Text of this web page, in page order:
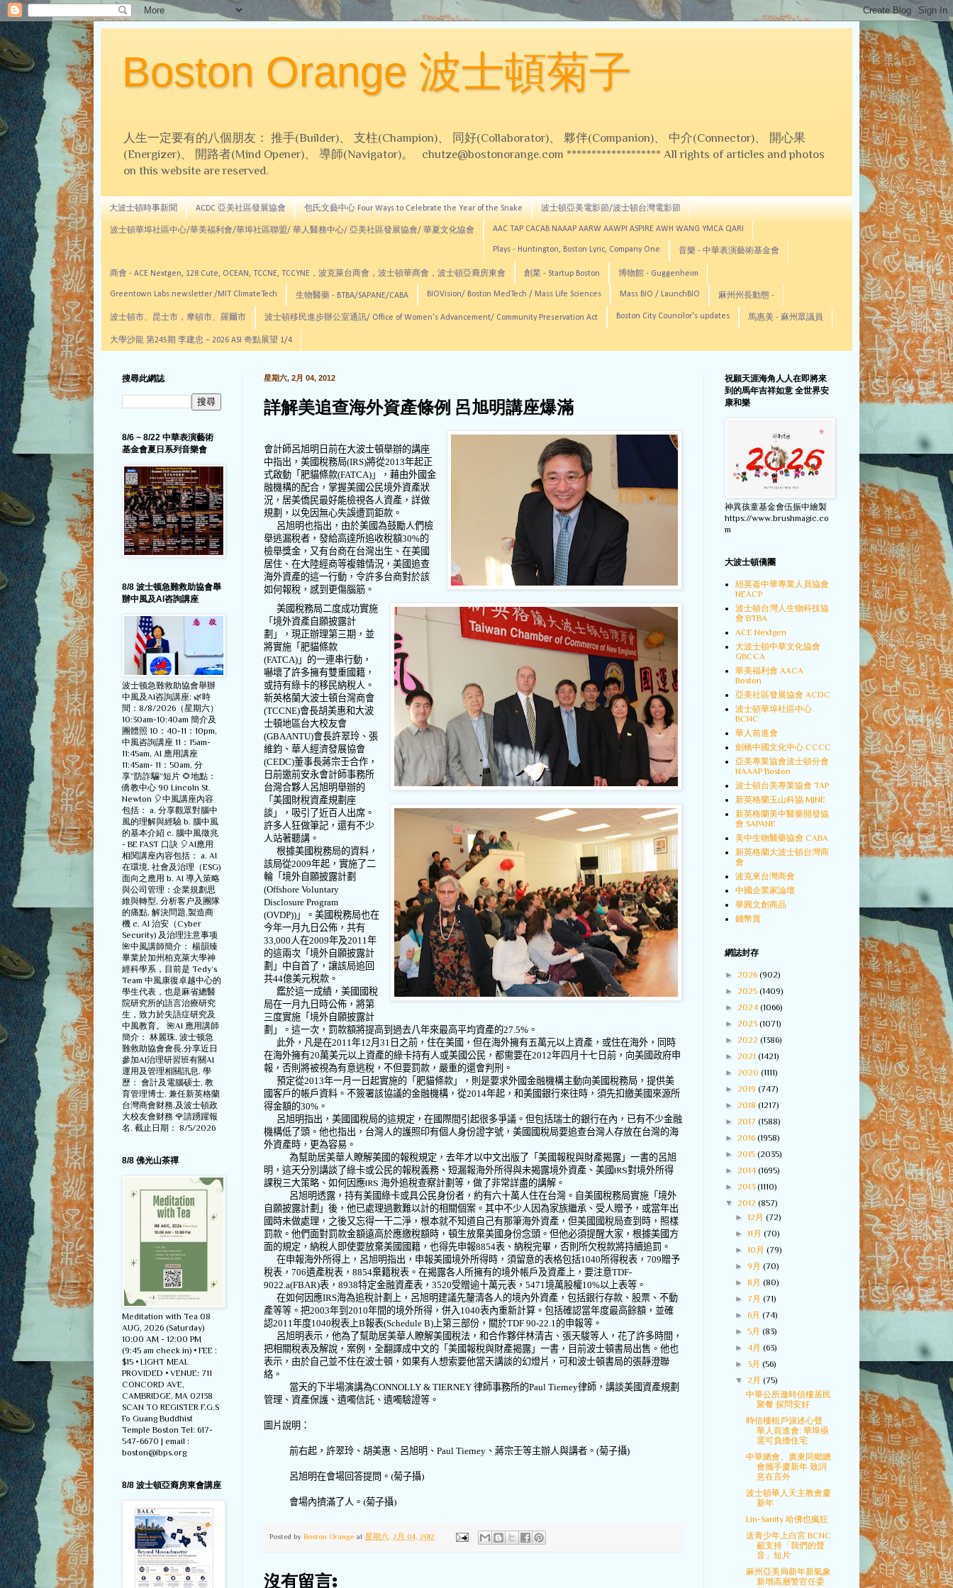
Boston Orange 波士頓菊子
人生一定要有的八個朋友： 推手(Builder)、 支柱(Champion)、 同好(Collaborator)、 夥伴(Companion)、 中介(Connector)、 開心果
(Energizer)、 開路者(Mind Opener)、 導師(Navigator)。 chutze@bostonorange.com ******************* All rights of articles and photos
on this website are reserved.
大波士頓時事新聞 ACDC 亞美社區發展協會 包氏文藝中心 Four Ways to Celebrate the Year of the Snake 波士頓亞美電影節/波士頓台灣電影節
波士頓華埠社區中心/華美福利會/華埠社區聯盟/ 華人醫務中心/ 亞美社區發展協會/ 華夏文化協會 AAC TAP CACAB NAAAP AARW AAWPI ASPIRE AWH WANG YMCA QARI
Plays - Huntington, Boston Lyric, Company One 音樂 - 中華表演藝術基金會
商會 - ACE Nextgen, 128 Cute, OCEAN, TCCNE, TCCYNE，波克萊台商會，波士頓華商會，波士頓亞裔房東會 創業 - Startup Boston 博物館 - Guggenheim
Greentown Labs newsletter /MIT ClimateTech 生物醫藥 - BTBA/SAPANE/CABA BIOVision/ Boston MedTech / Mass Life Sciences Mass BIO / LaunchBIO 麻州州長動態 -
波士頓市、昆士市，摩頓市、羅爾市 波士頓移民進步辦公室通訊/ Office of Women's Advancement/ Community Preservation Act Boston City Councilor's updates 馬惠美 - 麻州眾議員
大學沙龍 第245期 李建忠－2026 ASI 奇點展望 1/4
星期六, 2月 04, 2012
詳解美追查海外資產條例 呂旭明講座爆滿
會計師呂旭明日前在大波士頓舉辦的講座
中指出，美國稅務局(IRS)將從2013年起正
式啟動「肥貓條款(FATCA) 」，藉由外國金
融機構的配合，掌握美國公民境外資產狀
況，居美僑民最好能檢視各人資產，詳做
規劃，以免因無心失誤遭罰鉅款。
呂旭明也指出，由於美國為鼓勵人們檢
舉逃漏稅者，發給高達所追收稅額30%的
檢舉獎金，又有台商在台灣出生、在美國
居住、在大陸經商等複雜情況，美國追查
海外資產的這一行動，令許多台商對於該
如何報稅，感到更傷腦筋。
美國稅務局二度成功實施
「境外資產自願披露計
劃」，現正辦理第三期，並
將實施「肥貓條款
(FATCA) 」的一連串行動，
嚇壞了許多擁有雙重國籍，
或持有綠卡的移民納稅人。
新英格蘭大波士頓台灣商會
(TCCNE)會長胡美惠和大波
士頓地區台大校友會
(GBAANTU)會長許翠玲、張
維鈞、華人經濟發展協會
(CEDC)董事長蔣宗壬合作，
日前邀前安永會計師事務所
台灣合夥人呂旭明舉辦的
「美國財稅資產規劃座
談」，吸引了近百人出席。
許多人狂做筆記，還有不少
人站著聽講。
根據美國稅務局的資料，
該局從2009年起，實施了二
輪「境外自願披露計劃
(Offshore Voluntary
Disclosure Program
(OVDP)) 」。美國稅務局也在
今年一月九日公佈，共有
33,000人在2009年及2011年
的這兩次「境外自願披露計
劃」中自首了，讓該局追回
共44億美元稅款。
鑑於這一成績，美國國稅
局在一月九日時公佈，將第
三度實施「境外自願披露計
劃」。這一次，罰款額將提高到過去八年來最高平均資產的27.5% 。
此外，凡是在2011年12月 31 日之前，住在美國，但在海外擁有五萬元以上資產，或住在海外，同時
在海外擁有20萬美元以上資產的綠卡持有人或美國公民，都需要在2012年四月十七日前，向美國政府申
報，否則將被視為有意逃稅，不但要罰款，嚴重的還會判刑。
預定從2013年一月一日起實施的「肥貓條款」，則是要求外國金融機構主動向美國稅務局，提供美
國客戶的帳戶資料。不簽署該協議的金融機構，從2014年起，和美國銀行來往時，須先扣繳美國來源所
得金額的30% 。
呂旭明指出，美國國稅局的這規定，在國際間引起很多爭議。但包括瑞士的銀行在內，已有不少金融
機構低了頭。他也指出，台灣人的護照印有個人身份證字號，美國國稅局要追查台灣人存放在台灣的海
外資產時，更為容易。
為幫助居美華人瞭解美國的報稅規定，去年才以中文出版了「美國報稅與財產揭露」一書的呂旭
明，這天分別講談了綠卡或公民的報稅義務、短漏報海外所得與未揭露境外資產、美國IRS對境外所得
課稅三大策略、如何因應IRS 海外追稅查察計劃等，做了非常詳盡的講解。
呂旭明透露，持有美國綠卡或具公民身份者，約有六十萬人住在台灣。自美國稅務局實施「境外
自願披露計劃」後，他已處理過數難以計的相關個案。其中不少人因為家族繼承、受人贈予，或當年出
國時未做處理，之後又忘得一干二淨，根本就不知道自己有那筆海外資產，但美國國稅局查到時，照樣
罰款。他們面對罰款金額遠高於應繳稅額時，頓生放棄美國身份念頭。但他必須提醒大家，根據美國方
面的規定，納稅人即使要放棄美國國籍，也得先申報8854表、納稅完畢，否則所欠稅款將持續追罰。
在申報海外所得上，呂旭明指出，申報美國境外所得時，須留意的表格包括1040所得稅表， 709贈予
稅表， 706遺產稅表， 8854棄籍稅表。在揭露各人所擁有的境外帳戶及資產上，要注意TDF-
9022.a(FBAR)表， 8938特定金融資產表， 3520受贈逾十萬元表， 5471境萬股權10%以上表等。
在如何因應IRS海為追稅計劃上，呂旭明建議先釐清各人的境內外資產，包括銀行存款、股票、不動
產等等。把2003年到 2010年間的境外所得，併入1040表內重新計算。包括確認當年度最高餘額，並確
認2011年度1040稅表上B報表(Schedule B) 上第三部份，關於TDF 90-22.1的申報等。
呂旭明表示，他為了幫助居美華人瞭解美國稅法，和合作夥伴林清吉、張天駿等人，花了許多時間，
把相關稅表及解說，案例，全翻譯成中文的 「美國報稅與財產揭露」一書，目前波士頓書局出售。他也
表示，由於自己並不住在波士頓，如果有人想索要他當天講談的幻燈片，可和波士頓書局的張靜澄聯
絡。
當天的下半場演講為CONNOLLY & TIERNEY 律師事務所的Paul Tierney律師，講談美國資產規劃
管理、資產保護、遺噣信託、遺噣驗證等。
圖片說明：
前右起，許翠玲、胡美惠、呂旭明、 Paul Tierney 、蔣宗壬等主辦人與講者。 (菊子攝)
呂旭明在會場回答提問。 (菊子攝)
會場內擠滿了人。 (菊子攝)
Posted by Boston Orange at 星期六, 2月 04, 2012
沒有留言:
搜尋此網誌
8/6 ~ 8/22 中華表演藝術
基金會夏日系列音樂會
8/8 波士顿急難救助協會舉
辦中風及AI咨詢講座
波士顿急難救助協會舉辦
中風及AI咨詢講座: 🌿時
間：8/8/2026（星期六）
10:30am-10:40am 簡介及
團體照 10：40-11：10pm,
中風咨詢講座 11：15am-
11:45am, AI 應用講座
11:45am- 11：50am, 分
享”防詐騙”短片 🌻地點：
僑教中心 90 Lincoln St.
Newton 🎈中風講座內容
包括： a. 分享觀眾對腦中
風的理解與經驗 b. 腦中風
的基本介紹 c. 腦中風徵兆
- BE FAST 口訣 🎈AI應用
相関講座內容包括： a. AI
在環境, 社會及治理（ESG)
面向之應用 b. AI 導入策略
與公司管理：企業規劃思
維與轉型, 分析客户及團隊
的痛點, 解決問題,製造商
機 c. AI 治安（Cyber
Security) 及治理注意事项
🌺中風講師簡介： 楊韻臻
畢業於加州柏克萊大學神
經科學系，目前是 Tedy‘s
Team 中風康復卓越中心的
學生代表，也是麻省總醫
院研究所的語言治療研究
生，致力於失語症研究及
中風教育。 🌺AI 應用講師
簡介： 林麗珠, 波士顿急
難救助協會會長,分享近日
參加AI治理研習班有關AI
運用及管理相關訊息. 學
歷： 會計及電腦硕士, 教
育管理博士. 兼任新英格蘭
台灣商會财務,及波士頓政
大校友會财務 🌹請踴躍報
名. 截止日期： 8/5/2026
8/8 佛光山茶禪
Meditation with Tea 08
AUG, 2026 (Saturday)
10:00 AM - 12:00 PM
(9:45 am check in) • FEE :
$15 • LIGHT MEAL
PROVIDED • VENUE: 711
CONCORD AVE,
CAMBRIDGE, MA 02138
SCAN TO REGISTER F.G.S
Fo Guang Buddhist
Temple Boston Tel: 617-
547-6670 | email :
boston@ibps.org
8/8 波士頓亞裔房東會講座
祝願天涯海角人人在即將來
到的馬年吉祥如意 全世界安
康和樂
神異孩童基金會伍振中繪製
https://www.brushmagic.co
m
大波士頓僑團
紐英崙中華專業人員協會
NEACP
波士頓台灣人生物科技協
會 BTBA
ACE Nextgen
大波士頓中華文化協會
GBCCA
華美福利會 AACA
Boston
亞美社區發展協會 ACDC
波士頓華埠社區中心
BCNC
華人前進會
劍橋中國文化中心 CCCC
亞美專業協會波士頓分會
NAAAP Boston
波士頓台美專業協會 TAP
新英格蘭玉山科協 MJNE
新英格蘭美中醫藥開發協
會 SAPANE
美中生物醫藥協會 CABA
新英格蘭大波士頓台灣商
會
波克來台灣商會
中國企業家論壇
華圓文創商品
錢幣賞
網誌封存
► 2026 (902)
► 2025 (1409)
► 2024 (1066)
► 2023 (1071)
► 2022 (1386)
► 2021 (1421)
► 2020 (1111)
► 2019 (747)
► 2018 (1217)
► 2017 (1588)
► 2016 (1958)
► 2015 (2035)
► 2014 (1695)
► 2013 (1110)
▼ 2012 (857)
►12月(72)
►11月(70)
►10月(79)
►9月(70)
► 8月(80)
► 7月(71)
►6月(74)
►5月(83)
► 4月(63)
►3月(56)
▼2月(75)
中華公所邀時信樓居民
聚餐 探問安好
時信樓租戶淚述心聲
華人前進會: 華埠亟
需可負擔住宅
中華總會、廣東同鄉總
會攜手慶新年 致詞
意在言外
波士頓華人天主教會慶
新年
Lin-Sanity 哈佛也瘋狂
送青少年上白宮 BCNC
籲支持「我們的聲
音」短片
麻州亞美局新年新氣象
新增高層警官任委